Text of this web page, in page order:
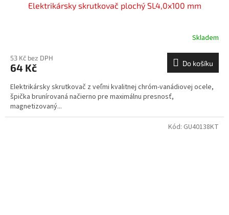
Elektrikársky skrutkovač plochý SL4,0x100 mm
Skladem
53 Kč bez DPH
64 Kč Do košíku
Elektrikársky skrutkovač z veľmi kvalitnej chróm-vanádiovej ocele,
špička brunírovaná načierno pre maximálnu presnosť,
magnetizovaný...
Kód: GU40138KT